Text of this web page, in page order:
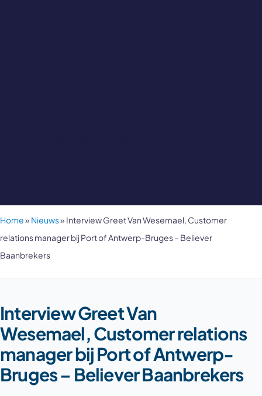
Home»Nieuws»Interview Greet Van Wesemael, Customer
relations manager bij Port of Antwerp-Bruges – Believer
Baanbrekers
Interview Greet Van
Wesemael, Customer relations
manager bij Port of Antwerp-
Bruges – Believer Baanbrekers